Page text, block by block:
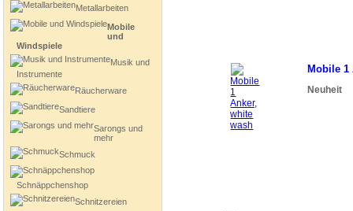
Mobile 1
Neuheit
Metallarbeiten
Mobile
und
Windspiele
Musik und
Instrumente
Räucherware
Sandtiere
Sarongs und
mehr
Schmuck
Schnäppchenshop
Schnitzereien